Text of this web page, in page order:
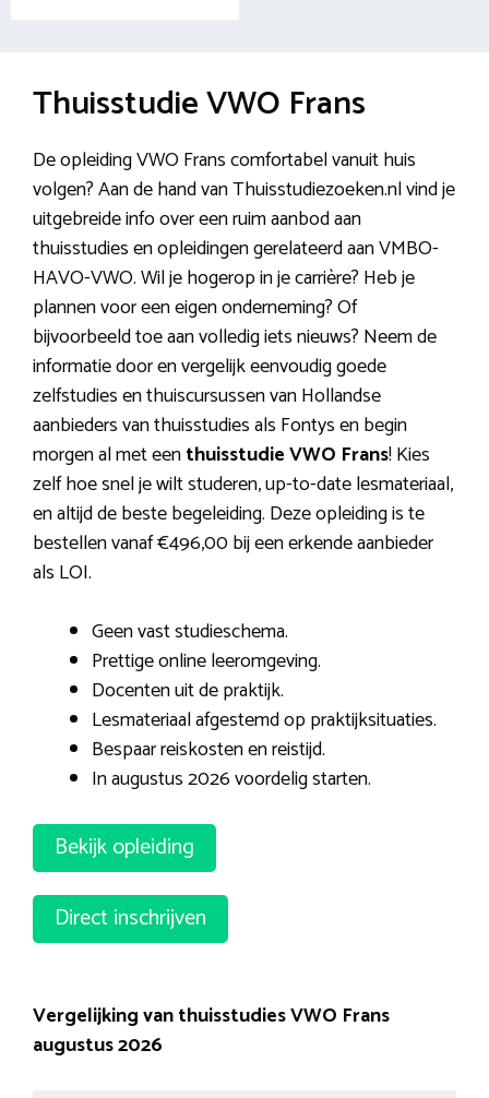
Thuisstudie VWO Frans
De opleiding VWO Frans comfortabel vanuit huis
volgen? Aan de hand van Thuisstudiezoeken.nl vind je
uitgebreide info over een ruim aanbod aan
thuisstudies en opleidingen gerelateerd aan VMBO-
HAVO-VWO. Wil je hogerop in je carrière? Heb je
plannen voor een eigen onderneming? Of
bijvoorbeeld toe aan volledig iets nieuws? Neem de
informatie door en vergelijk eenvoudig goede
zelfstudies en thuiscursussen van Hollandse
aanbieders van thuisstudies als Fontys en begin
morgen al met eenthuisstudie VWO Frans! Kies
zelf hoe snel je wilt studeren, up-to-date lesmateriaal,
en altijd de beste begeleiding. Deze opleiding is te
bestellen vanaf €496,00 bij een erkende aanbieder
als LOI.
Geen vast studieschema.
Prettige online leeromgeving.
Docenten uit de praktijk.
Lesmateriaal afgestemd op praktijksituaties.
Bespaar reiskosten en reistijd.
In augustus 2026 voordelig starten.
Bekijk opleiding
Direct inschrijven
Vergelijking van thuisstudies VWO Frans
augustus 2026